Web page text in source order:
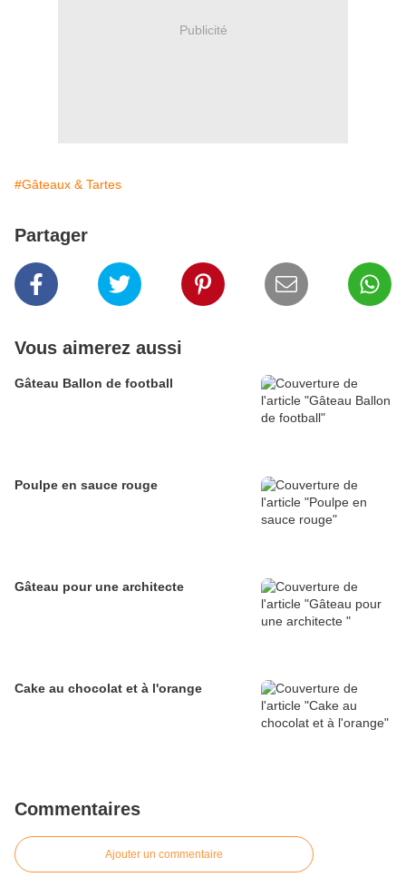
Publicité
#Gâteaux & Tartes
Partager
Vous aimerez aussi
Gâteau Ballon de football
Poulpe en sauce rouge
Gâteau pour une architecte
Cake au chocolat et à l'orange
Commentaires
Ajouter un commentaire